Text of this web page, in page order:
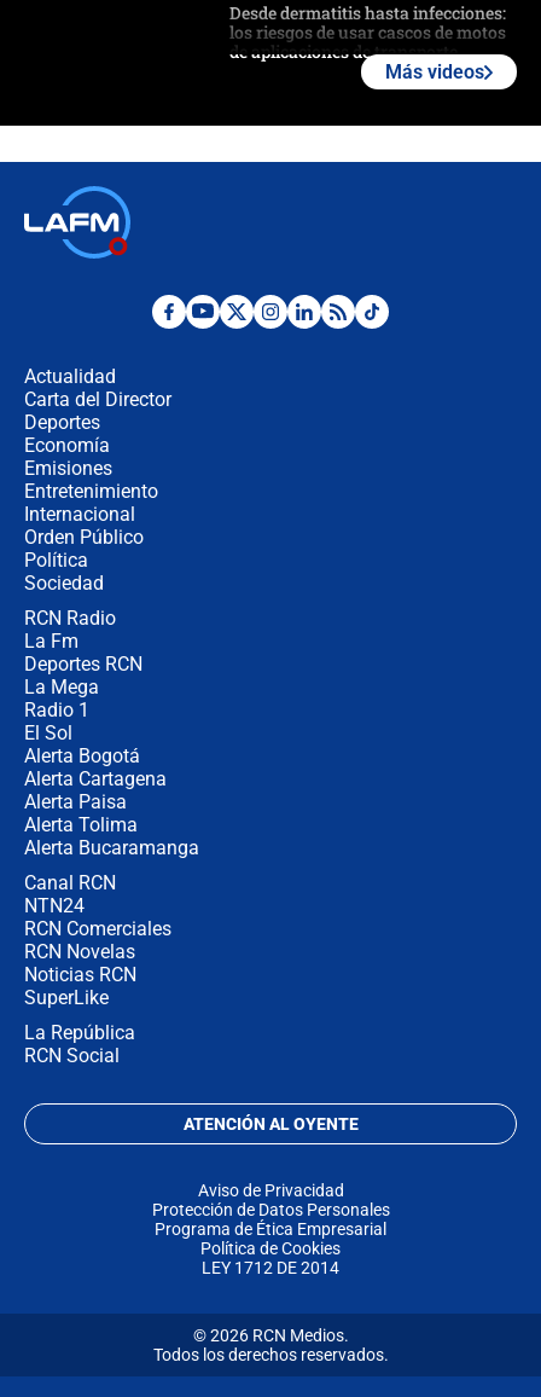
Desde dermatitis hasta infecciones:
los riesgos de usar cascos de motos
de aplicaciones de transporte
Posesión de Abelardo De La Espriella
Más videos
Actualidad
Carta del Director
Deportes
Economía
Emisiones
Entretenimiento
Internacional
Orden Público
Política
Sociedad
RCN Radio
La Fm
Deportes RCN
La Mega
Radio 1
El Sol
Alerta Bogotá
Alerta Cartagena
Alerta Paisa
Alerta Tolima
Alerta Bucaramanga
Canal RCN
NTN24
RCN Comerciales
RCN Novelas
Noticias RCN
SuperLike
La República
RCN Social
ATENCIÓN AL OYENTE
Aviso de Privacidad
Protección de Datos Personales
Programa de Ética Empresarial
Política de Cookies
LEY 1712 DE 2014
© 2026 RCN Medios.
Todos los derechos reservados.